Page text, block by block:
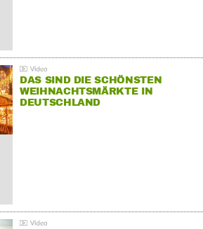
DAS SIND DIE SCHÖNSTEN
WEIHNACHTSMÄRKTE IN
DEUTSCHLAND